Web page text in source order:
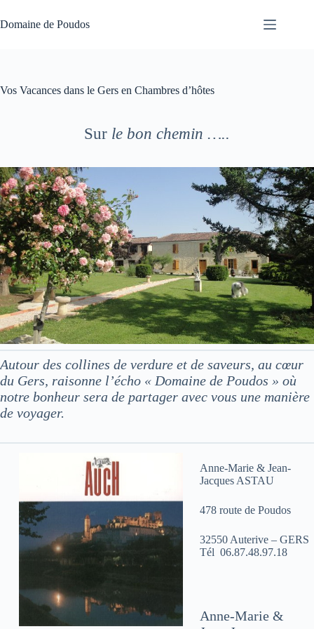
au
contenu
Domaine de Poudos
Vos Vacances dans le Gers en Chambres d’hôtes
Sur le bon chemin …..
Autour des collines de verdure et de saveurs, au cœur
du Gers, raisonne l’écho « Domaine de Poudos » où
notre bonheur sera de partager avec vous une manière
de voyager.
Anne-Marie & Jean-
Jacques ASTAU
478 route de Poudos
32550 Auterive – GERS
Tél 06.87.48.97.18
Anne-Marie &